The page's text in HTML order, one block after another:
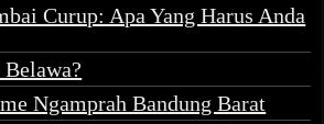
Curup: Apa Yang Harus Anda
Ngamprah Bandung Barat